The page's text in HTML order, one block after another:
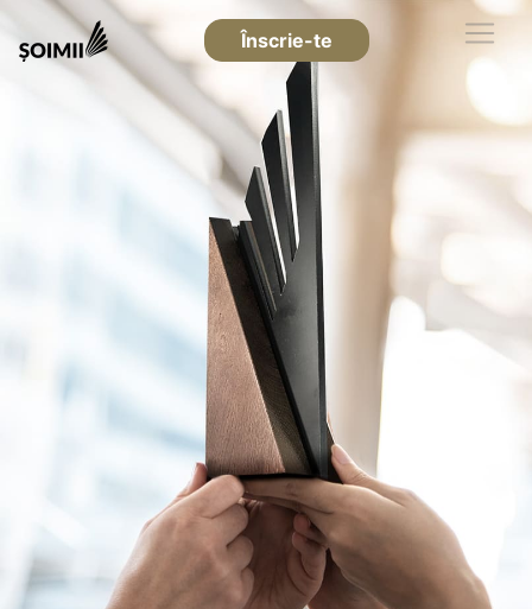
Înscrie-te